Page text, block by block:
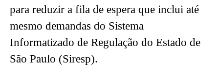
para reduzir a fila de espera que inclui até
mesmo demandas do Sistema
Informatizado de Regulação do Estado de
São Paulo (Siresp).